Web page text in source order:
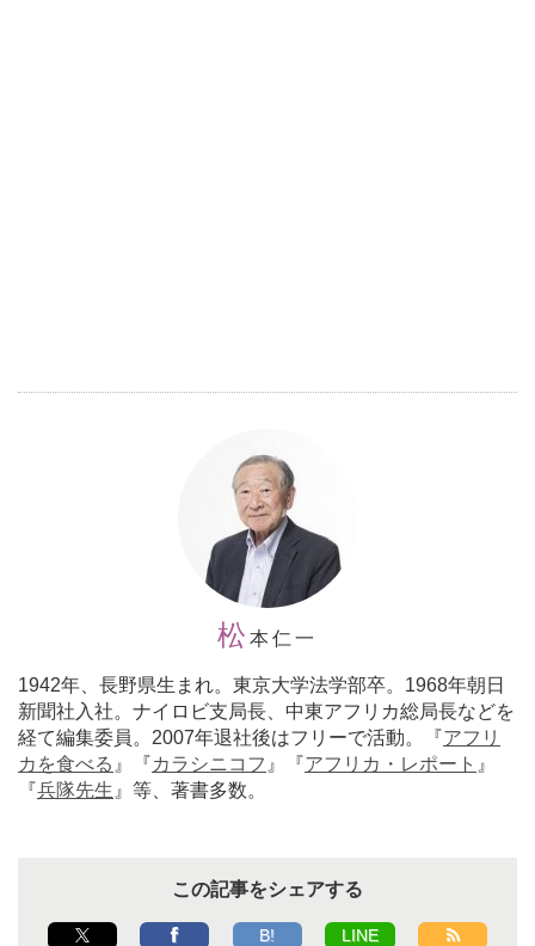
松 本仁一
1942年、長野県生まれ。東京大学法学部卒。1968年朝日
新聞社入社。ナイロビ支局長、中東アフリカ総局長などを
経て編集委員。2007年退社後はフリーで活動。『アフリ
カを食べる 』『カラシニコフ 』『アフリカ・レポート 』
『兵隊先生 』等、著書多数。
この記事をシェアする
B! LINE